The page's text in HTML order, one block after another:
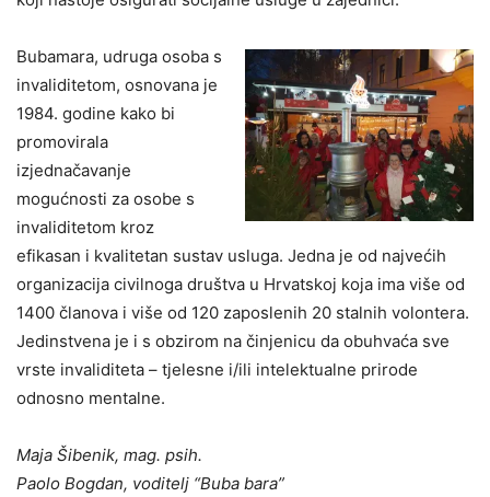
Bubamara, udruga osoba s
invaliditetom, osnovana je
1984. godine kako bi
promovirala
izjednačavanje
mogućnosti za osobe s
invaliditetom kroz
efikasan i kvalitetan sustav usluga. Jedna je od najvećih
organizacija civilnoga društva u Hrvatskoj koja ima više od
1400 članova i više od 120 zaposlenih 20 stalnih volontera.
Jedinstvena je i s obzirom na činjenicu da obuhvaća sve
vrste invaliditeta – tjelesne i/ili intelektualne prirode
odnosno mentalne.
Maja Šibenik, mag. psih.
Paolo Bogdan, voditelj “Buba bara”